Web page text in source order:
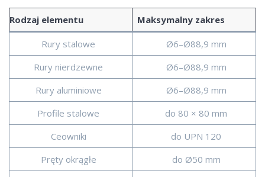
Rodzaj elementu Maksymalny zakres
Rury stalowe
Ø6–Ø88,9 mm
Rury nierdzewne
Ø6–Ø88,9 mm
Rury aluminiowe
Ø6–Ø88,9 mm
Profile stalowe
do 80 × 80 mm
Ceowniki
do UPN 120
Pręty okrągłe
do Ø50 mm